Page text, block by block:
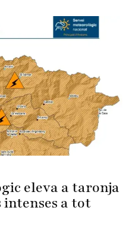
eleva a taronja
intenses a tot